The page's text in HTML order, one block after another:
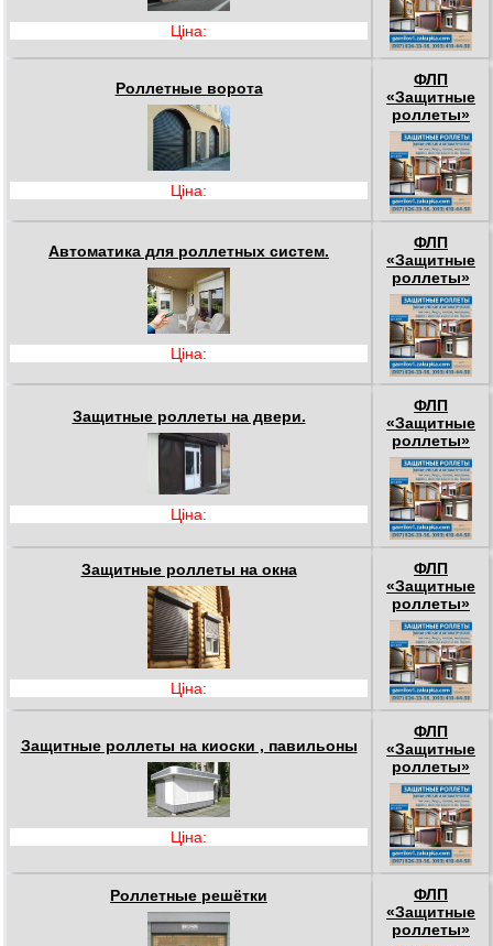
Ціна:
Роллетные ворота
Ціна:
ФЛП
«Защитные
роллеты»
Автоматика для роллетных систем.
Ціна:
ФЛП
«Защитные
роллеты»
Защитные роллеты на двери.
Ціна:
ФЛП
«Защитные
роллеты»
Защитные роллеты на окна
Ціна:
ФЛП
«Защитные
роллеты»
Защитные роллеты на киоски , павильоны
Ціна:
ФЛП
«Защитные
роллеты»
Роллетные решётки
ФЛП
«Защитные
роллеты»